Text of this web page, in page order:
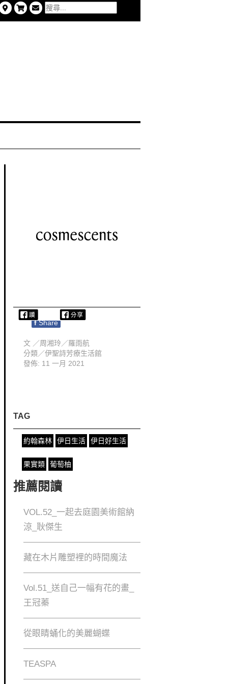
f Share
文 ／周湘玲／羅雨航
分類／伊聖詩芳療生活館
發佈: 11 一月 2021
TAG
約翰森林 伊日生活 伊日好生活
果實類 葡萄柚
推薦閱讀
VOL.52_一起去庭園美術館納
涼_耿傑生
藏在木片雕塑裡的時間魔法
Vol.51_送自己一幅有花的畫_
王冠蓁
從眼睛蛹化的美麗蝴蝶
TEASPA